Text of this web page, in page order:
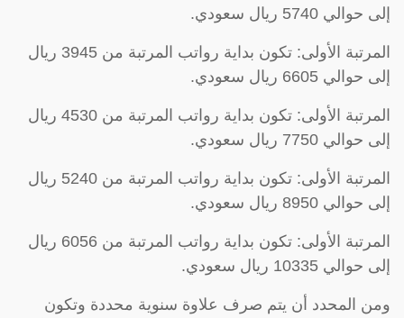
إلى حوالي 5740 ريال سعودي.
المرتبة الأولى: تكون بداية رواتب المرتبة من 3945 ريال
إلى حوالي 6605 ريال سعودي.
المرتبة الأولى: تكون بداية رواتب المرتبة من 4530 ريال
إلى حوالي 7750 ريال سعودي.
المرتبة الأولى: تكون بداية رواتب المرتبة من 5240 ريال
إلى حوالي 8950 ريال سعودي.
المرتبة الأولى: تكون بداية رواتب المرتبة من 6056 ريال
إلى حوالي 10335 ريال سعودي.
ومن المحدد أن يتم صرف علاوة سنوية محددة وتكون